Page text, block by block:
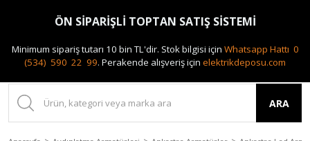
0(212) 240 87 88
ARA
ÖN SİPARİŞLİ TOPTAN SATIŞ SİSTEMİ
Minimum sipariş tutarı 10 bin TL'dir. Stok bilgisi için Whatsapp Hattı 0
(534) 590 22 99. Perakende alışveriş için elektrikdeposu.com